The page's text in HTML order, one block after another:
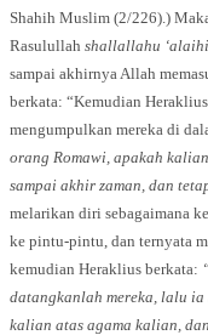
Shahih Muslim (2/226).)
Rasulullah shallallahu
sampai akhirnya Allah
berkata: “Kemudian
mengumpulkan mereka di
orang Romawi, apakah
sampai akhir zaman, dan
melarikan diri sebagaimana
ke pintu-pintu, dan ternyata
kemudian Heraklius berkata:
datangkanlah mereka, lalu ia
kalian atas agama kalian,